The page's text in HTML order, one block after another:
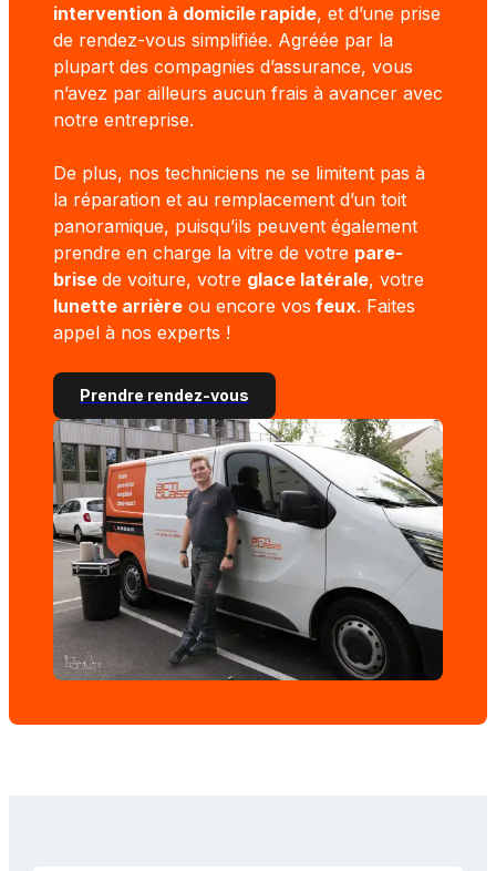
intervention à domicile rapide, et d’une prise
de rendez-vous simplifiée. Agréée par la
plupart des compagnies d’assurance, vous
n’avez par ailleurs aucun frais à avancer avec
notre entreprise.
De plus, nos techniciens ne se limitent pas à
la réparation et au remplacement d’un toit
panoramique, puisqu’ils peuvent également
prendre en charge la vitre de votre pare-
brise de voiture, votre glace latérale, votre
lunette arrière ou encore vos feux. Faites
appel à nos experts !
Prendre rendez-vous